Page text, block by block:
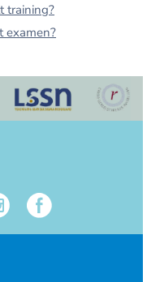
training?
examen?